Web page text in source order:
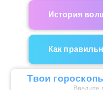
История
Как
Твои
Введите